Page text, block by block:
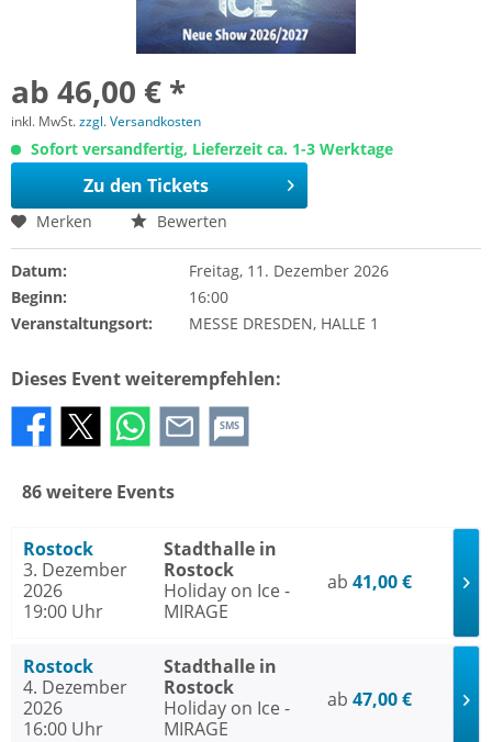
ab 46,00 € *
inkl. MwSt.zzgl. Versandkosten
Sofort versandfertig, Lieferzeit ca. 1-3 Werktage
Zu den Tickets
Merken Bewerten
Datum:
Freitag, 11. Dezember 2026
Beginn:
16:00
Veranstaltungsort:
MESSE DRESDEN, HALLE 1
Dieses Event weiterempfehlen:
SMS
86 weitere Events
Rostock
3. Dezember
2026
19:00 Uhr
Stadthalle in
Rostock
Holiday on Ice -
MIRAGE
ab 41,00 €
Rostock
4. Dezember
2026
16:00 Uhr
Stadthalle in
Rostock
Holiday on Ice -
MIRAGE
ab 47,00 €